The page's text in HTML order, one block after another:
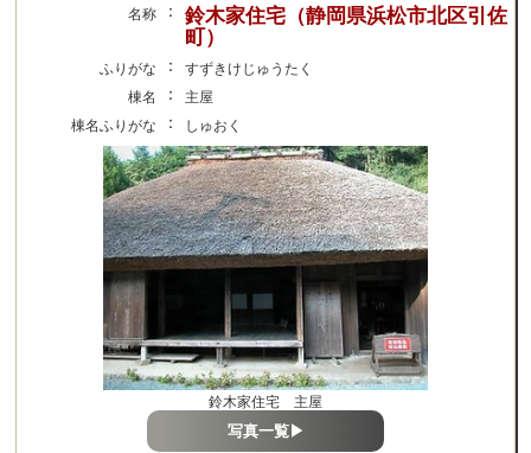
名称 ：
鈴木家住宅（静岡県浜松市北区引佐
町）
ふりがな ：
すずきけじゅうたく
棟名
：
主屋
棟名ふりがな
： しゅおく
鈴木家住宅 主屋
写真一覧▶